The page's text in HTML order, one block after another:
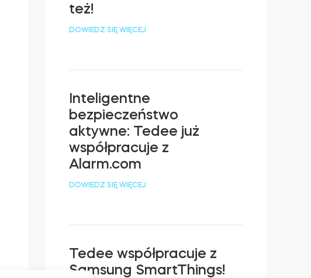
też!
DOWIEDZ SIĘ WIĘCEJ
Inteligentne
bezpieczeństwo
aktywne: Tedee już
współpracuje z
Alarm.com
DOWIEDZ SIĘ WIĘCEJ
Tedee współpracuje z
Samsung SmartThings!